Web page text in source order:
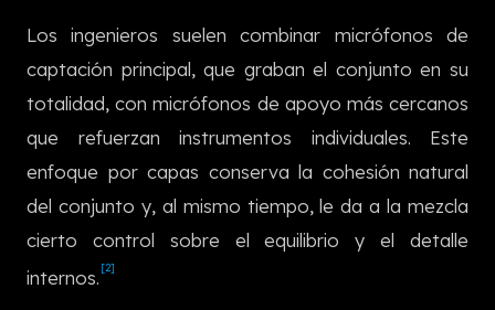
Los ingenieros suelen combinar micrófonos de
captación principal, que graban el conjunto en su
totalidad, con micrófonos de apoyo más cercanos
que refuerzan instrumentos individuales. Este
enfoque por capas conserva la cohesión natural
del conjunto y, al mismo tiempo, le da a la mezcla
cierto control sobre el equilibrio y el detalle
internos. [2]